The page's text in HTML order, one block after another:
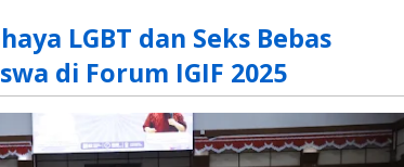
LGBT dan Seks Bebas
di Forum IGIF 2025